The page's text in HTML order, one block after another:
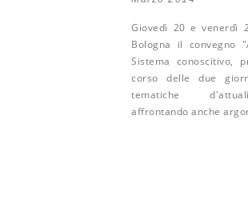
Giovedì 20 e venerdì
Bologna il convegno
Sistema conoscitivo,
corso delle due
tematiche
affrontando anche